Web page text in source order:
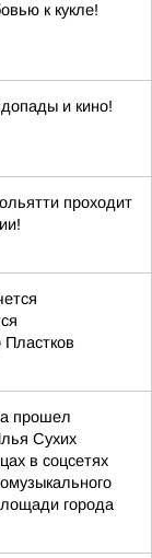
к кукле!
и кино!
проходит
Пластков
прошел
Сухих
в соцсетях
города